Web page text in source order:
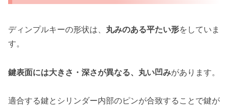
ディンプルキーの形状は、 丸みのある平たい形をしていま
す。
鍵表面には大きさ・深さが異なる、丸い凹みがあります。
適合する鍵とシリンダー内部のピンが合致することで鍵が